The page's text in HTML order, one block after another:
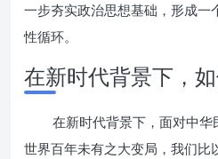
一步夯实政治思想基础，形成一
性循环。
在新时代背景下，
在新时代背景下，面对中
世界百年未有之大变局，我们比